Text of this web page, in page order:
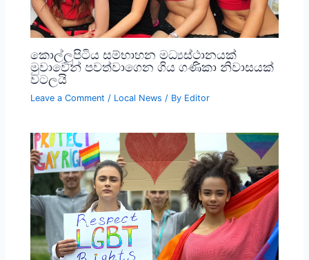
කොල්ලුපිටිය සම්භාහන මධ්‍යස්ථානයක්
මුවාවෙන් පවත්වාගෙන ගිය ගණිකා නිවාසයක්
වටලයි
Leave a Comment / Local News / By Editor